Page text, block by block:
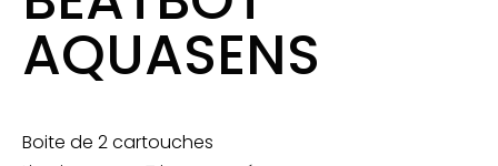
AQUASENS
Boite de 2 cartouches